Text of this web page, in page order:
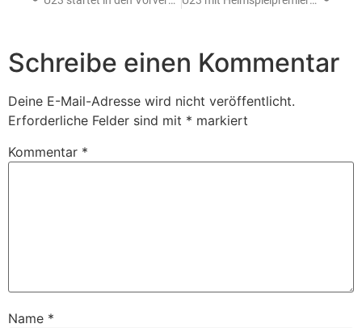
Schreibe einen Kommentar
Deine E-Mail-Adresse wird nicht veröffentlicht.
Erforderliche Felder sind mit * markiert
Kommentar *
Name *